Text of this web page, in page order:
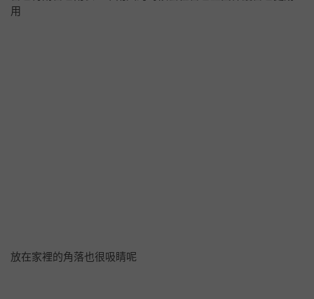
用
放在家裡的角落也很吸睛呢